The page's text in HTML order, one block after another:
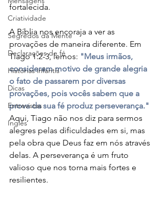
Criatividade
Segredos da Mente
Declarações de fé
Histórias infantis
Dicas
Entrevistas
Inglês
fortalecida.
A Bíblia nos encoraja a ver as
provações de maneira diferente. Em
Tiago 1:2-3, lemos: "Meus irmãos,
considerem motivo de grande alegria
o fato de passarem por diversas
provações, pois vocês sabem que a
prova da sua fé produz perseverança."
Aqui, Tiago não nos diz para sermos
alegres pelas dificuldades em si, mas
pela obra que Deus faz em nós através
delas. A perseverança é um fruto
valioso que nos torna mais fortes e
resilientes.